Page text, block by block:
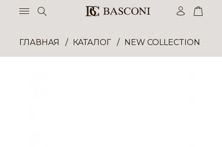
ГЛАВНАЯ КАТАЛОГ NEW COLLECTION